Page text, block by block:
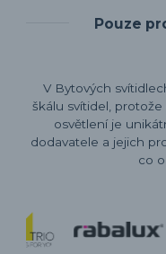
Pouze
V Bytových
škálu svítidel,
osvětlení je
dodavatele a jejich
co